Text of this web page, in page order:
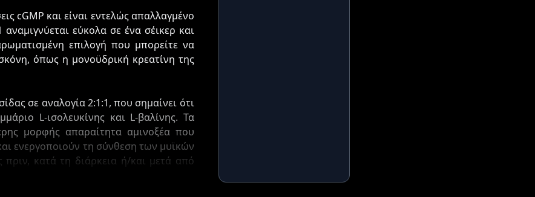
cGMP και είναι εντελώς απαλλαγμένο
εύκολα σε ένα σέικερ και
επιλογή που μπορείτε να
όπως η μονοϋδρική κρεατίνη της
σε αναλογία 2:1:1, που σημαίνει ότι
L-ισολευκίνης και L-βαλίνης. Τα
μορφής απαραίτητα αμινοξέα που
ενεργοποιούν τη σύνθεση των μυϊκών
κατά τη διάρκεια ή/και μετά από